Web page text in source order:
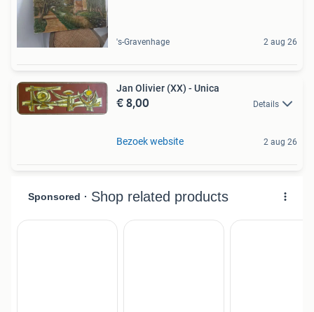
's-Gravenhage 2 aug 26
Jan Olivier (XX) - Unica
€ 8,00 Details
Bezoek website 2 aug 26